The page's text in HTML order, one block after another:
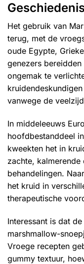
Het gebruik van
terug, met de
oude Egypte,
genezers
ongemak te
vanwege de
In middeleeuws
hoofdbestanddeel
kweekten het in
zachte,
behandelingen.
het kruid in
therapeutische
Interessant is dat
marshmallow-
Vroege recepten
gummy textuur,